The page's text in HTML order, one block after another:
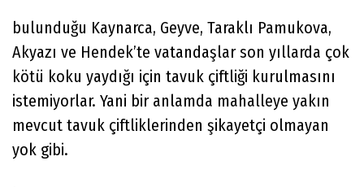
bulunduğu Kaynarca, Geyve, Taraklı Pamukova,
Akyazı ve Hendek’te vatandaşlar son yıllarda çok
kötü koku yaydığı için tavuk çiftliği kurulmasını
istemiyorlar. Yani bir anlamda mahalleye yakın
mevcut tavuk çiftliklerinden şikayetçi olmayan
yok gibi.